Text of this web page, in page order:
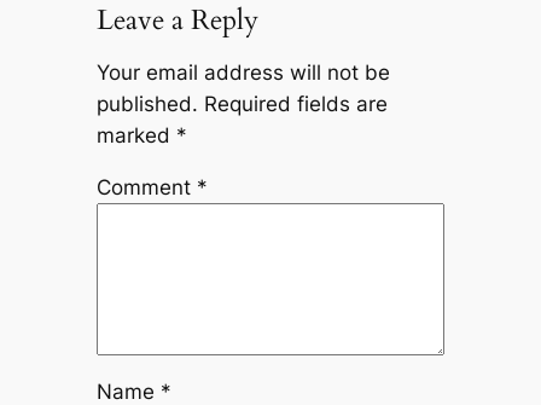
Leave a Reply
Your email address will not be
published. Required fields are
marked *
Comment *
Name *